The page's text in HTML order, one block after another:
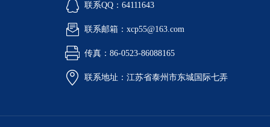
联系QQ：64111643
联系邮箱：xcp55@163.com
传真：86-0523-86088165
联系地址：江苏省泰州市东城国际七弄